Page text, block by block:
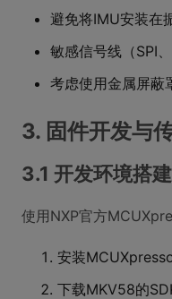
避免将IMU安装在
敏感信号线（SPI
考虑使用金属屏蔽
3. 固件开发与
3.1 开发环境搭建
使用NXP官方
安装
下载MKV58的